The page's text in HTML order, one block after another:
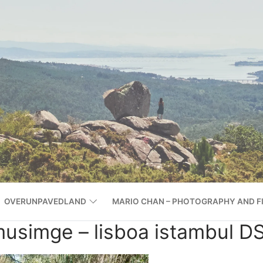
OVERUNPAVEDLAND MARIO CHAN – PHOTOGRAPHY AND
– lisboa istambul